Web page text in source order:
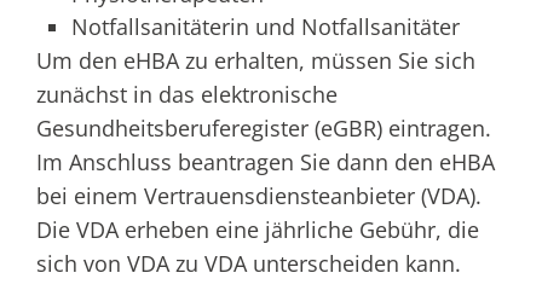
Notfallsanitäterin und Notfallsanitäter
Um den eHBA zu erhalten, müssen Sie sich
zunächst in das elektronische
Gesundheitsberuferegister (eGBR) eintragen.
Im Anschluss beantragen Sie dann den eHBA
bei einem Vertrauensdiensteanbieter (VDA).
Die VDA erheben eine jährliche Gebühr, die
sich von VDA zu VDA unterscheiden kann.